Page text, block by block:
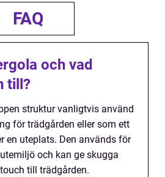
FAQ
och vad
till?
struktur vanligtvis använd
för trädgården eller som ett
en uteplats. Den används för
och kan ge skugga
till trädgården.